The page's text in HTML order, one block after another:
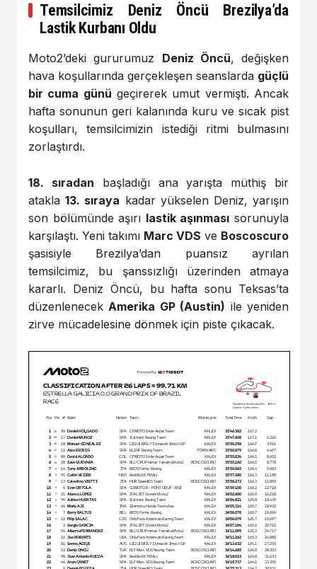
Temsilcimiz Deniz Öncü Brezilya’da
Lastik Kurbanı Oldu
Moto2’deki gururumuz Deniz Öncü, değişken
hava koşullarında gerçekleşen seanslarda güçlü
bir cuma günü geçirerek umut vermişti. Ancak
hafta sonunun geri kalanında kuru ve sıcak pist
koşulları, temsilcimizin istediği ritmi bulmasını
zorlaştırdı.
18. sıradan başladığı ana yarışta müthiş bir
atakla13. sıraya kadar yükselen Deniz, yarışın
son bölümünde aşırı lastik aşınması sorunuyla
karşılaştı. Yeni takımı Marc VDS ve Boscoscuro
şasisiyle Brezilya’dan puansız ayrılan
temsilcimiz, bu şanssızlığı üzerinden atmaya
kararlı. Deniz Öncü, bu hafta sonu Teksas’ta
düzenlenecek Amerika GP (Austin) ile yeniden
zirve mücadelesine dönmek için piste çıkacak.